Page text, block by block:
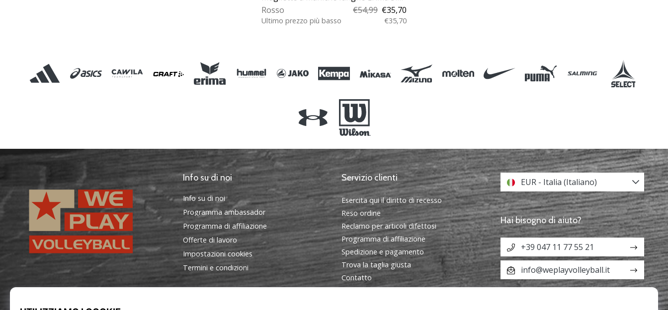
Rosso
€54,99 €35,70
Ultimo prezzo più basso €35,70
WePlayVolleyball.it
Info su di noi
Info su di noi
Programma ambassador
Programma di affiliazione
Offerte di lavoro
Impostazioni cookies
Termini e condizioni
Servizio clienti
Esercita qui il diritto di recesso
Reso ordine
Reclamo per articoli difettosi
Programma di affiliazione
Spedizione e pagamento
Trova la taglia giusta
Contatto
FAQ - Domande frequenti
EUR - Italia (Italiano)
Hai bisogno di aiuto?
+39 047 11 77 55 21
info@weplayvolleyball.it